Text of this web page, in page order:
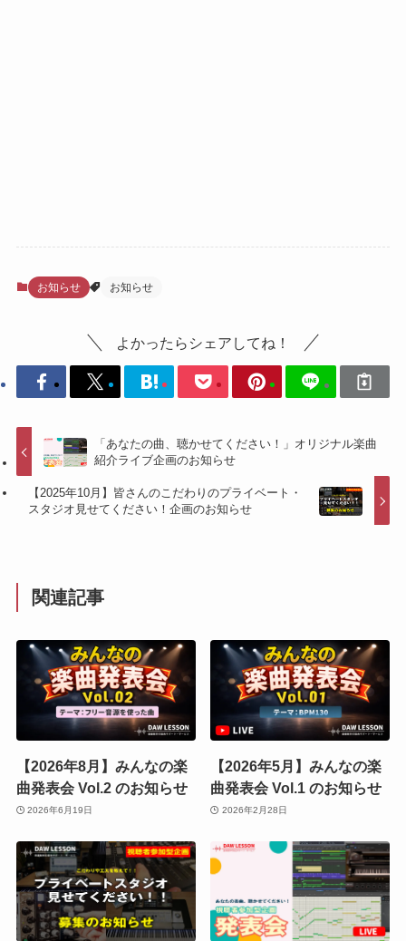
お知らせ お知らせ
よかったらシェアしてね！
「あなたの曲、聴かせてください！」オリジナル楽曲
紹介ライブ企画のお知らせ
【2025年10月】皆さんのこだわりのプライベート・
スタジオ見せてください！企画のお知らせ
関連記事
【2026年8月】みんなの楽
曲発表会 Vol.2 のお知らせ
2026年6月19日
【2026年5月】みんなの楽
曲発表会 Vol.1 のお知らせ
2026年2月28日